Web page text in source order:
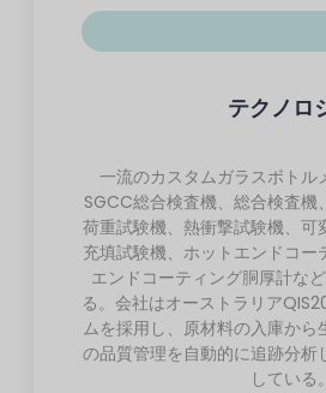
テクノロ
一流のカスタムガラスボトル
SGCC総合検査機、総合検査機
荷重試験機、熱衝撃試験機、可
充填試験機、ホットエンドコー
エンドコーティング胴厚計な
る。会社はオーストラリア
ムを採用し、原材料の入庫か
の品質管理を自動的に追跡分析
している。